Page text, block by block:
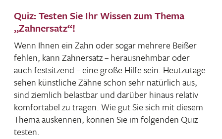
Quiz: Testen Sie Ihr Wissen zum Thema
„Zahnersatz“!
Wenn Ihnen ein Zahn oder sogar mehrere Beißer
fehlen, kann Zahn­ersatz – heraus­nehmbar oder
auch fest­sit­zend – eine große Hilfe sein. Heut­zu­tage
sehen künst­liche Zähne schon sehr natür­lich aus,
sind ziem­lich belastbar und darüber hinaus relativ
komfor­tabel zu tragen. Wie gut Sie sich mit diesem
Thema auskennen, können Sie im folgenden Quiz
testen.